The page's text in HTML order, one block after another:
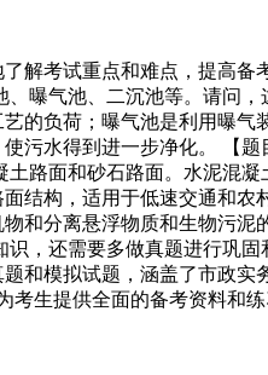
解考试重点和难点，提高
曝气池、二沉池等。请问
的负荷；曝气池是利用曝
污水得到进一步净化。 【
路面和砂石路面。水泥混
结构，适用于低速交通和
和分离悬浮物质和生物污
，还需要多做真题进行巩
和模拟试题，涵盖了市政
生提供全面的备考资料和